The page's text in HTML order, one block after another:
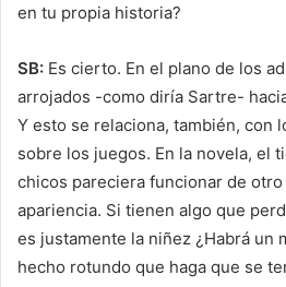
en tu propia historia?
SB: Es cierto. En el plano de los
arrojados -como diría Sartre-
Y esto se relaciona, también, con
sobre los juegos. En la novela, el
chicos pareciera funcionar de
apariencia. Si tienen algo que
es justamente la niñez ¿Habrá un
hecho rotundo que haga que se